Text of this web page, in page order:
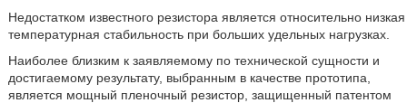
Недостатком известного резистора является относительно низкая
температурная стабильность при больших удельных нагрузках.
Наиболее близким к заявляемому по технической сущности и
достигаемому результату, выбранным в качестве прототипа,
является мощный пленочный резистор, защищенный патентом